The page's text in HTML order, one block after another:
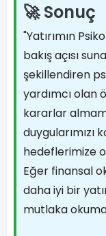
🚀 Sonuç
"Yatırımın
bakış açısı
şekillendiren
yardımcı olan
kararlar
hedeflerimize
Eğer finansal
daha iyi bir
mutlaka